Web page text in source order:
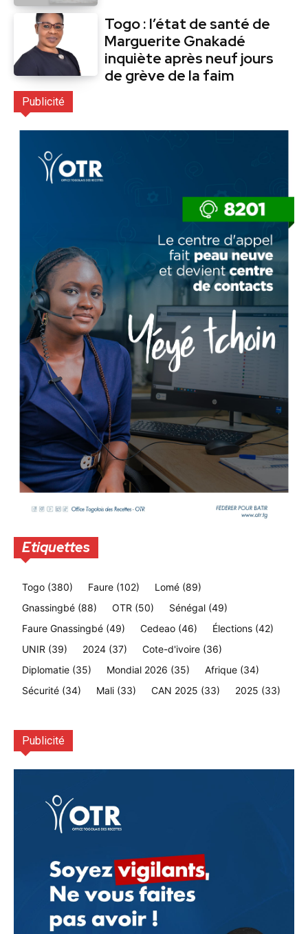
Togo : l’état de santé de
Marguerite Gnakadé
inquiète après neuf jours
de grève de la faim
Publicité
Etiquettes
Togo (380) Faure (102) Lomé (89)
Gnassingbé (88) OTR (50) Sénégal (49)
Faure Gnassingbé (49) Cedeao (46) Élections (42)
UNIR (39) 2024 (37) Cote-d'ivoire (36)
Diplomatie (35) Mondial 2026 (35) Afrique (34)
Sécurité (34) Mali (33) CAN 2025 (33) 2025 (33)
Publicité